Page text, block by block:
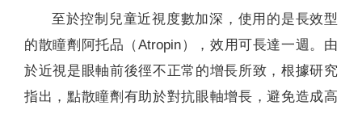
至於控制兒童近視度數加深，使用的是長效型
的散瞳劑阿托品（Atropin），效用可長達一週。由
於近視是眼軸前後徑不正常的增長所致，根據研究
指出，點散瞳劑有助於對抗眼軸增長，避免造成高